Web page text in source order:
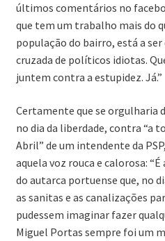
últimos comentários no
que tem um trabalho mais do
população do bairro, está a
cruzada de políticos idiotas.
juntem contra a estupidez. Já.”
Certamente que se orgulharia
no dia da liberdade, contra “a
Abril” de um intendente da
aquela voz rouca e calorosa:
do autarca portuense que, no
as sanitas e as canalizações
pudessem imaginar fazer
Miguel Portas sempre foi um